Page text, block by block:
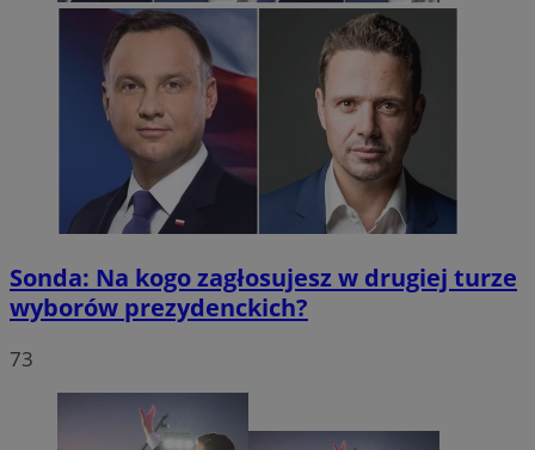
Sonda: Na kogo zagłosujesz w drugiej turze
wyborów prezydenckich?
73